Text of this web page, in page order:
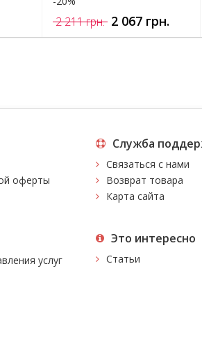
2 211 грн. 2 067 грн.
оферты
услуг
Служба
Связаться с нами
Возврат товара
Карта сайта
Это интересно
Статьи